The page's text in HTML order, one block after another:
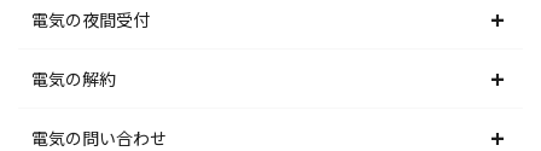
北陸電力エリア
中部電力エリア
関西電力エリア
東京電力エリア
北陸電力エリア
中部電力エリア
東北電力エリア
東京電力エリア
北陸電力エリア
北海道電力エリア
東北電力エリア
東京電力エリア
電気の夜間受付
北海道電力エリア
東北電力エリア
電気の解約
北海道電力エリア
電気の問い合わせ